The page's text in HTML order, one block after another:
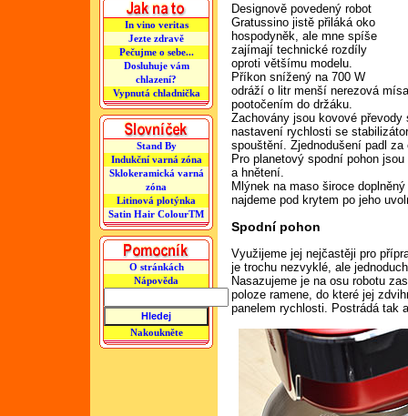
In vino veritas
Jezte zdravě
Pečujme o sebe...
Dosluhuje vám
chlazení?
Vypnutá chladnička
Stand By
Indukční varná zóna
Sklokeramická varná
zóna
Litinová plotýnka
Satin Hair ColourTM
O stránkách
Nápověda
Nakoukněte
Designově povedený robot
Gratussino jistě přiláká oko
hospodyněk, ale mne spíše
zajímají technické rozdíly
oproti většímu modelu.
Příkon snížený na 700 W
odráží o litr menší nerezová
pootočením do držáku.
Zachovány jsou kovové
nastavení rychlosti se
spouštění. Zjednodušení padl
Pro planetový spodní pohon
a hnětení.
Mlýnek na maso široce
najdeme pod krytem po jeho
Spodní pohon
Využijeme jej nejčastěji pro
je trochu nezvyklé, ale
Nasazujeme je na osu robotu
poloze ramene, do které jej
panelem rychlosti. Postrádá tak